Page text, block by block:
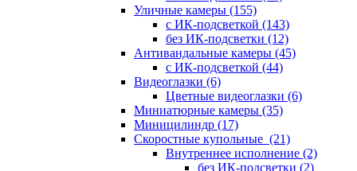
Уличные камеры (155)
с ИК-подсветкой (143)
без ИК-подсветки (12)
Антивандальные камеры (45)
с ИК-подсветкой (44)
Видеоглазки (6)
Цветные видеоглазки (6)
Миниатюрные камеры (35)
Миницилиндр (17)
Скоростные купольные (21)
Внутреннее исполнение (2)
без ИК-подсветки (2)